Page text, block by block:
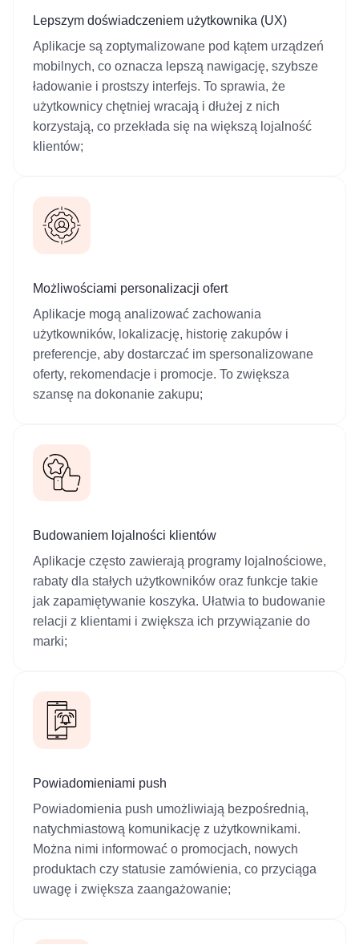
Lepszym doświadczeniem użytkownika (UX)
Aplikacje są zoptymalizowane pod kątem urządzeń
mobilnych, co oznacza lepszą nawigację, szybsze
ładowanie i prostszy interfejs. To sprawia, że
użytkownicy chętniej wracają i dłużej z nich
korzystają, co przekłada się na większą lojalność
klientów;
Możliwościami personalizacji ofert
Aplikacje mogą analizować zachowania
użytkowników, lokalizację, historię zakupów i
preferencje, aby dostarczać im spersonalizowane
oferty, rekomendacje i promocje. To zwiększa
szansę na dokonanie zakupu;
Budowaniem lojalności klientów
Aplikacje często zawierają programy lojalnościowe,
rabaty dla stałych użytkowników oraz funkcje takie
jak zapamiętywanie koszyka. Ułatwia to budowanie
relacji z klientami i zwiększa ich przywiązanie do
marki;
Powiadomieniami push
Powiadomienia push umożliwiają bezpośrednią,
natychmiastową komunikację z użytkownikami.
Można nimi informować o promocjach, nowych
produktach czy statusie zamówienia, co przyciąga
uwagę i zwiększa zaangażowanie;